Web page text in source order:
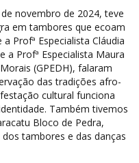
novembro de 2024, teve
em tambores que ecoam
Profª Especialista Cláudia
a Profª Especialista Maura
(GPEDH), falaram
das tradições afro-
cultural funciona
Também tivemos
Bloco de Pedra,
tambores e das danças